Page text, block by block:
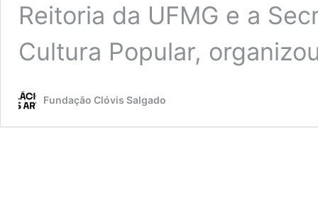
Reitoria da UFMG e a
Cultura Popular,
Fundação Clóvis Salgado